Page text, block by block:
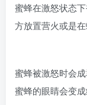
蜜蜂在激怒状态
方放置营火或是
蜜蜂被激怒时会
蜜蜂的眼睛会变